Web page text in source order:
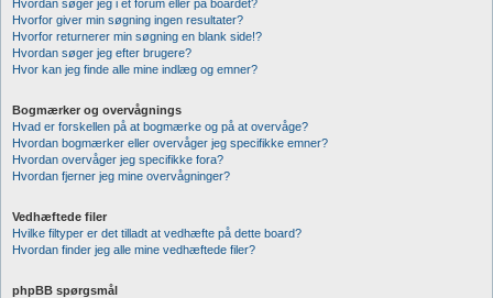
Hvordan søger jeg i et forum eller på boardet?
Hvorfor giver min søgning ingen resultater?
Hvorfor returnerer min søgning en blank side!?
Hvordan søger jeg efter brugere?
Hvor kan jeg finde alle mine indlæg og emner?
Bogmærker og overvågnings
Hvad er forskellen på at bogmærke og på at overvåge?
Hvordan bogmærker eller overvåger jeg specifikke emner?
Hvordan overvåger jeg specifikke fora?
Hvordan fjerner jeg mine overvågninger?
Vedhæftede filer
Hvilke filtyper er det tilladt at vedhæfte på dette board?
Hvordan finder jeg alle mine vedhæftede filer?
phpBB spørgsmål